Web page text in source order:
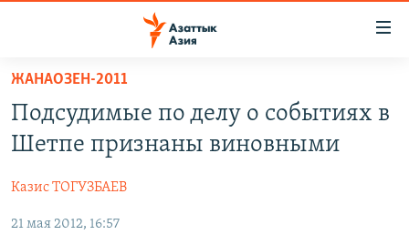
Вернуться
основному
содержанию
навигации
КАЗАХСТАН
УЗБЕКИСТАН
ТАДЖИКИСТАН
НОВОСТИ
ВОЙНА В УКРАИНЕ
НА ДРУГИХ ЯЗЫКАХ
ҚАЗАҚША
ЖАНАОЗЕН-2011
Подсудимые по делу о событиях в
Шетпе признаны виновными
Казис ТОГУЗБАЕВ
21 мая 2012, 16:57